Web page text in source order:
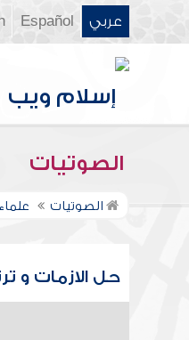
عربي Español
الصوتيات
الصوتيات
حل الازمات و